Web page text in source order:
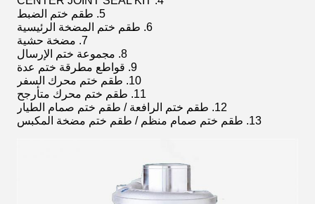
5. طقم ختم الضبط
6. طقم ختم المضخة الرئيسية
7. مضخة حشية
8. مجموعة ختم الإرسال
9. قواطع مطرقة ختم عدة
10. طقم ختم محرك السفر
11. طقم ختم محرك متأرجح
12. طقم ختم الرافعة / طقم ختم صمام الطيار
13. طقم ختم صمام منظم / طقم ختم مضخة المكبس